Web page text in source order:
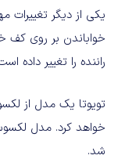
یکی از دیگر
خواباندن بر روی کف
راننده را تغییر داده
شد.